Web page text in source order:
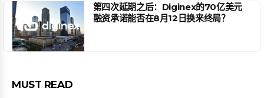
第四次延期之后：Diginex的70亿美元
融资承诺能否在8月12日换来终局？
MUST READ